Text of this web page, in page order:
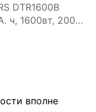
DTR1600B
ч, 1600вт, 20000
вполне